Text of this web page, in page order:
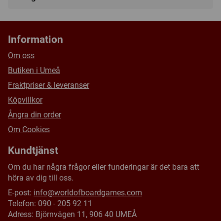
2 Alkoholmarkörer
2 Fortitude-markörer
Tillverkare: Slugfest games
Länkar:
Försälj. rank:
Information
Om oss
Butiken i Umeå
Fraktpriser & leveranser
Köpvillkor
Ångra din order
Om Cookies
Kundtjänst
Om du har några frågor eller funderingar är det bara att
höra av dig till oss.
E-post: info@worldofboardgames.com
Telefon: 090 - 205 92 11
Adress: Björnvägen 11, 906 40 UMEÅ